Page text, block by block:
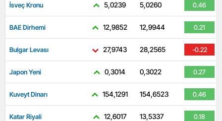
İsveç Kronu 5,0239 5,0260 0.46
BAE Dirhemi 12,9852 12,9944 0.21
Bulgar Levası 27,9743 28,2565 -0.22
Japon Yeni 0,3014 0,3022 0.27
Kuveyt Dinarı 154,1291 154,6523 0.46
Katar Riyali 12,6017 13,5337 0.18